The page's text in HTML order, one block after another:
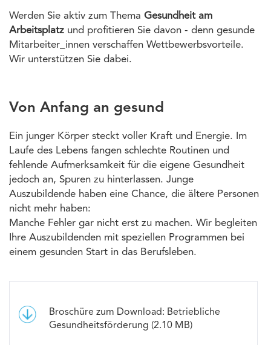
Werden Sie aktiv zum Thema Gesundheit am
Arbeitsplatz und profitieren Sie davon - denn gesunde
Mitarbeiter_innen verschaffen Wettbewerbsvorteile.
Wir unterstützen Sie dabei.
Von Anfang an gesund
Ein junger Körper steckt voller Kraft und Energie. Im
Laufe des Lebens fangen schlechte Routinen und
fehlende Aufmerksamkeit für die eigene Gesundheit
jedoch an, Spuren zu hinterlassen. Junge
Auszubildende haben eine Chance, die ältere Personen
nicht mehr haben:
Manche Fehler gar nicht erst zu machen. Wir begleiten
Ihre Auszubildenden mit speziellen Programmen bei
einem gesunden Start in das Berufsleben.
Broschüre zum Download: Betriebliche
Gesundheitsförderung (2.10 MB)